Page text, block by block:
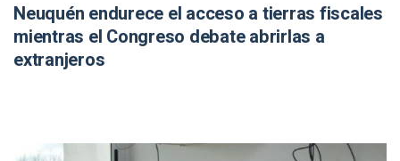
Neuquén endurece el acceso a tierras fiscales
mientras el Congreso debate abrirlas a
extranjeros